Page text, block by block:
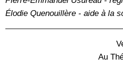
Élodie Quenouillère - aide à la
Au